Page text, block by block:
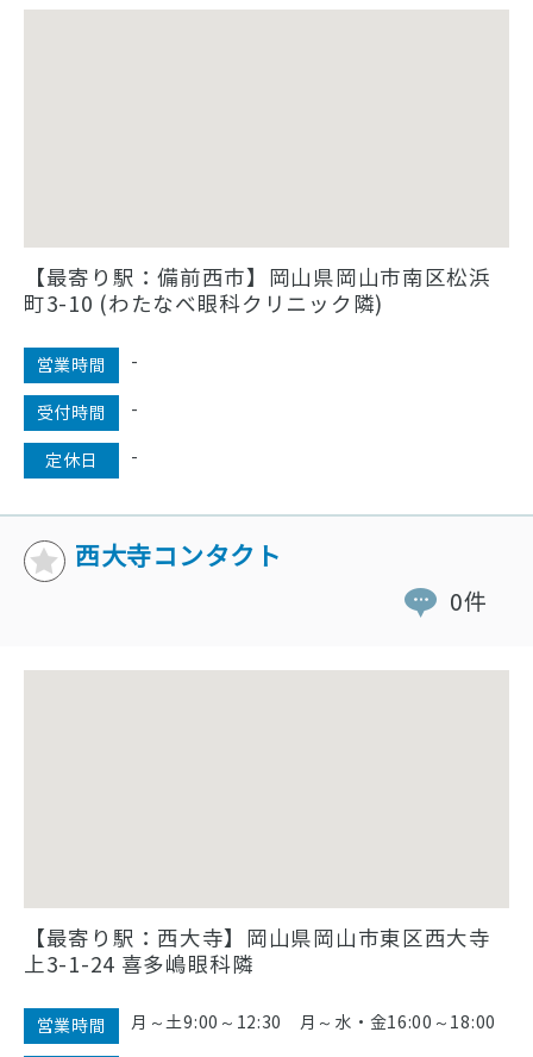
【最寄り駅：備前西市】岡山県岡山市南区松浜
町3-10 (わたなべ眼科クリニック隣)
営業時間 -
受付時間 -
定休日 -
西大寺コンタクト
0件
【最寄り駅：西大寺】岡山県岡山市東区西大寺
上3-1-24 喜多嶋眼科隣
営業時間 月～土9:00～12:30 月～水・金16:00～18:00